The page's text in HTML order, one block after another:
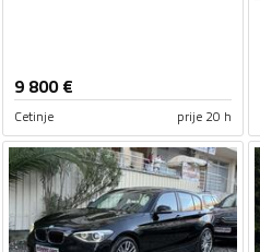
9 800€
Cetinje prije 20 h